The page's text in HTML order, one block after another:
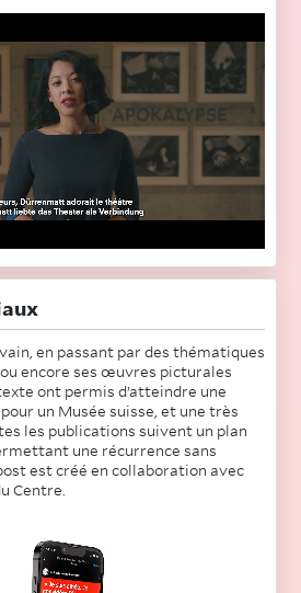
en passant par des thématiques
encore ses œuvres picturales
ont permis d’atteindre une
un Musée suisse, et une très
les publications suivent un plan
une récurrence sans
est créé en collaboration avec
Centre.